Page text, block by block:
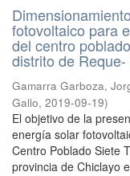
fotovoltaico para
del centro
distrito de
Gamarra Garboza,
Gallo, 2019-09-19)
El objetivo de la
energía solar
Centro Poblado Siete
provincia de Chiclayo